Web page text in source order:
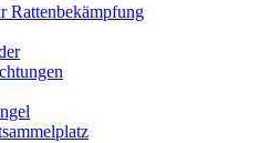
Rattenbekämpfung